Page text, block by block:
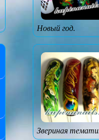
Новый год.
Звериная